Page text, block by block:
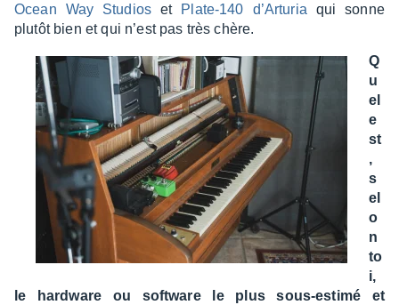
Ocean Way Studios et Plate-140 d’Ar­tu­ria qui sonne
plutôt bien et qui n’est pas très chère.
Q
u
el
e
st
,
s
el
o
n
to
i,
le hard­ware ou soft­ware le plus sous-estimé et